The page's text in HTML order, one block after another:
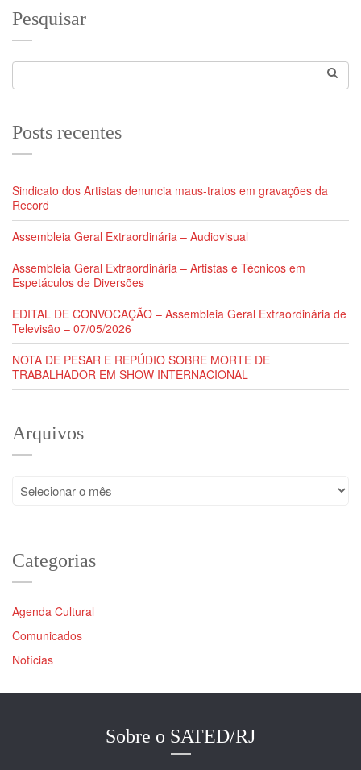
Pesquisar
Posts recentes
Sindicato dos Artistas denuncia maus-tratos em gravações da
Record
Assembleia Geral Extraordinária – Audiovisual
Assembleia Geral Extraordinária – Artistas e Técnicos em
Espetáculos de Diversões
EDITAL DE CONVOCAÇÃO – Assembleia Geral Extraordinária de
Televisão – 07/05/2026
NOTA DE PESAR E REPÚDIO SOBRE MORTE DE
TRABALHADOR EM SHOW INTERNACIONAL
Arquivos
Arquivos
Categorias
Agenda Cultural
Comunicados
Notícias
Sobre o SATED/RJ